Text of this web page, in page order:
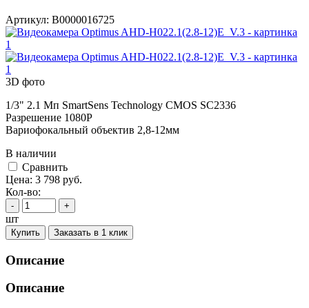
Артикул: В0000016725
3D фото
1/3" 2.1 Мп SmartSens Technology CMOS SC2336
Разрешение 1080P
Вариофокальный объектив 2,8-12мм
В наличии
Cравнить
Цена: 3 798 руб.
Кол-во:
- +
шт
Купить Заказать в 1 клик
Описание
Описание